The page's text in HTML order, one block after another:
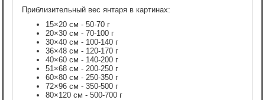
Приблизительный вес янтаря в картинах:
15×20 см - 50-70 г
20×30 см - 70-100 г
30×40 см - 100-140 г
36×48 см - 120-170 г
40×60 см - 140-200 г
51×68 см - 200-250 г
60×80 см - 250-350 г
72×96 см - 350-500 г
80×120 см - 500-700 г